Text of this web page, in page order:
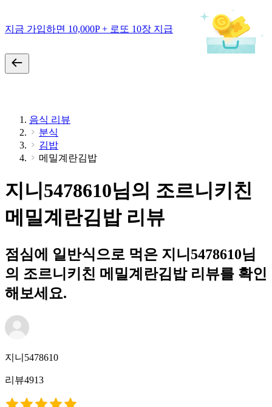
지금 가입하면 10,000P + 로또 10장 지급
음식 리뷰
분식
김밥
메밀계란김밥
지니5478610님의 조르니키친
메밀계란김밥 리뷰
점심에 일반식으로 먹은 지니5478610님
의 조르니키친 메밀계란김밥 리뷰를 확인
해보세요.
지니5478610
리뷰4913